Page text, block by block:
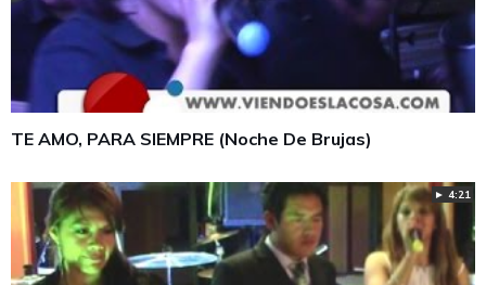
TE AMO, PARA SIEMPRE (Noche De Brujas)
► 4:21